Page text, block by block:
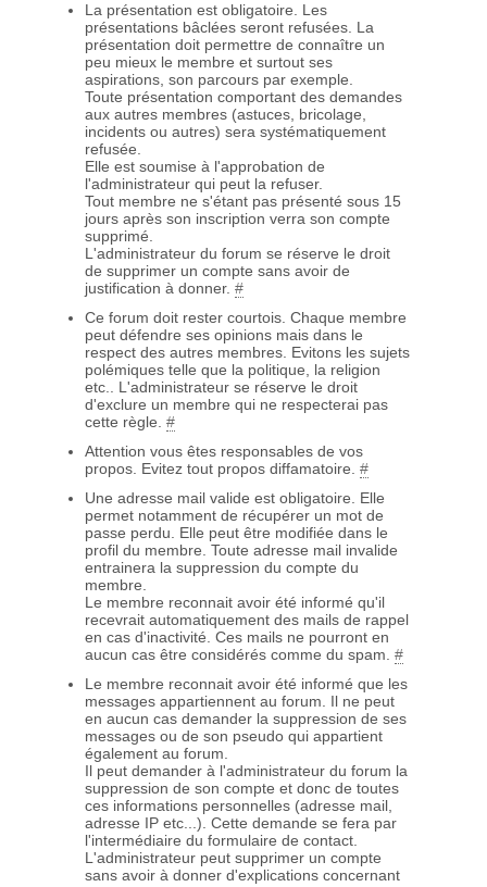
La présentation est obligatoire. Les
présentations bâclées seront refusées. La
présentation doit permettre de connaître un
peu mieux le membre et surtout ses
aspirations, son parcours par exemple.
Toute présentation comportant des demandes
aux autres membres (astuces, bricolage,
incidents ou autres) sera systématiquement
refusée.
Elle est soumise à l'approbation de
l'administrateur qui peut la refuser.
Tout membre ne s'étant pas présenté sous 15
jours après son inscription verra son compte
supprimé.
L'administrateur du forum se réserve le droit
de supprimer un compte sans avoir de
justification à donner. #
Ce forum doit rester courtois. Chaque membre
peut défendre ses opinions mais dans le
respect des autres membres. Evitons les sujets
polémiques telle que la politique, la religion
etc.. L'administrateur se réserve le droit
d'exclure un membre qui ne respecterai pas
cette règle. #
Attention vous êtes responsables de vos
propos. Evitez tout propos diffamatoire. #
Une adresse mail valide est obligatoire. Elle
permet notamment de récupérer un mot de
passe perdu. Elle peut être modifiée dans le
profil du membre. Toute adresse mail invalide
entrainera la suppression du compte du
membre.
Le membre reconnait avoir été informé qu'il
recevrait automatiquement des mails de rappel
en cas d'inactivité. Ces mails ne pourront en
aucun cas être considérés comme du spam. #
Le membre reconnait avoir été informé que les
messages appartiennent au forum. Il ne peut
en aucun cas demander la suppression de ses
messages ou de son pseudo qui appartient
également au forum.
Il peut demander à l'administrateur du forum la
suppression de son compte et donc de toutes
ces informations personnelles (adresse mail,
adresse IP etc...). Cette demande se fera par
l'intermédiaire du formulaire de contact.
L'administrateur peut supprimer un compte
sans avoir à donner d'explications concernant